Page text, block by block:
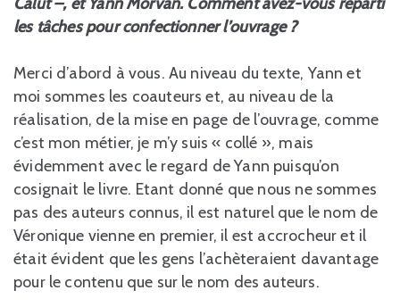
les tâches pour confectionner l’ouvrage ?
Merci d’abord à vous. Au niveau du texte, Yann et
moi sommes les coauteurs et, au niveau de la
réalisation, de la mise en page de l’ouvrage, comme
c’est mon métier, je m’y suis « collé », mais
évidemment avec le regard de Yann puisqu’on
cosignait le livre. Etant donné que nous ne sommes
pas des auteurs connus, il est naturel que le nom de
Véronique vienne en premier, il est accrocheur et il
était évident que les gens l’achèteraient davantage
pour le contenu que sur le nom des auteurs.